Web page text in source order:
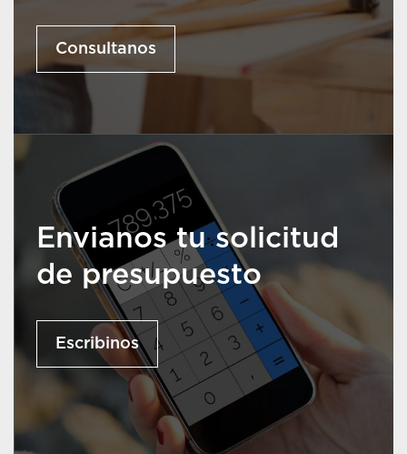
Consultanos
Envianos tu solicitud
de presupuesto
Escribinos